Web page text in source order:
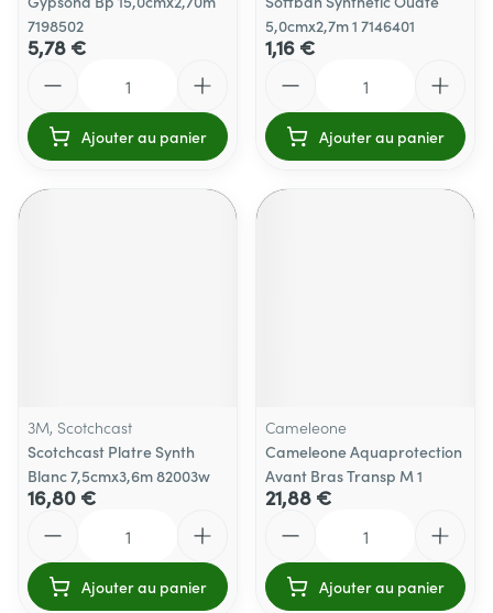
7198502
5,78 €
Ajouter au panier
5,0cmx2,7m 1 7146401
1,16 €
Ajouter au panier
3M, Scotchcast
Scotchcast Platre Synth
Blanc 7,5cmx3,6m 82003w
16,80 €
Ajouter au panier
Cameleone
Cameleone Aquaprotection
Avant Bras Transp M 1
21,88 €
Ajouter au panier